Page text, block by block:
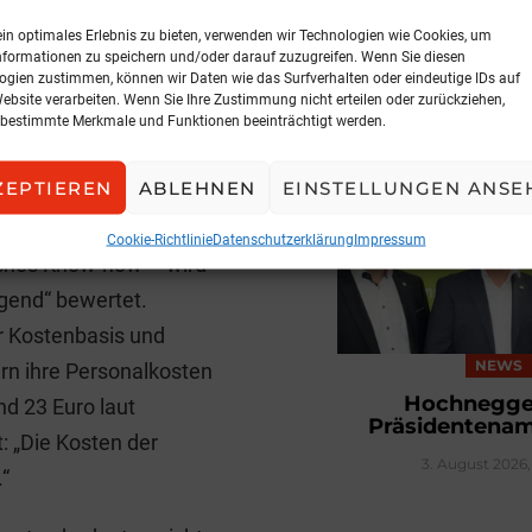
optimales Erlebnis zu bieten, verwenden wir Technologien wie Cookies, um
zu speichern und/oder darauf zuzugreifen. Wenn Sie diesen
zustimmen, können wir Daten wie das Surfverhalten oder eindeutige IDs auf
verarbeiten. Wenn Sie Ihre Zustimmung nicht erteilen oder zurückziehen,
Merkmale und Funktionen beeinträchtigt werden.
ABLEHNEN EINSTELLUNGEN
Cookie-RichtlinieDatenschutzerklärungImpressum
im Schnitt
500–1.000
schätzt die
Büros summieren sie
im Tagesgeschäft:
durch
Versicherer –
Know-how – wird
bewertet.
und
ihre Personalkosten
23 Euro laut
„Die Kosten der
NEWS
Spari geht
3. August 2026,
NEWS
3. August